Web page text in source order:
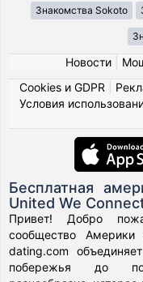
Знакомства Sokoto
Новости|
Cookies и GDPR
Условия
Бесплатная
United We
Привет! Добро
сообщество
dating.com
побережья до